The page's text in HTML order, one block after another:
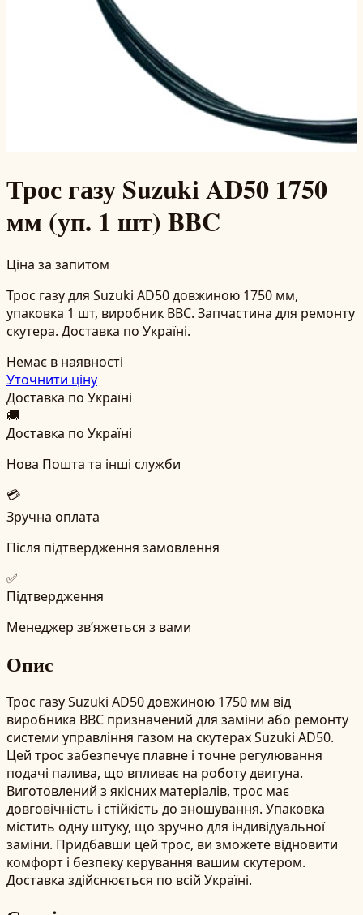
Трос газу Suzuki AD50 1750
мм (уп. 1 шт) BBC
Ціна за запитом
Трос газу для Suzuki AD50 довжиною 1750 мм,
упаковка 1 шт, виробник BBC. Запчастина для ремонту
скутера. Доставка по Україні.
Немає в наявності
Уточнити ціну
Доставка по Україні
🚚
Доставка по Україні
Нова Пошта та інші служби
💳
Зручна оплата
Після підтвердження замовлення
✅
Підтвердження
Менеджер зв’яжеться з вами
Опис
Трос газу Suzuki AD50 довжиною 1750 мм від
виробника BBC призначений для заміни або ремонту
системи управління газом на скутерах Suzuki AD50.
Цей трос забезпечує плавне і точне регулювання
подачі палива, що впливає на роботу двигуна.
Виготовлений з якісних матеріалів, трос має
довговічність і стійкість до зношування. Упаковка
містить одну штуку, що зручно для індивідуальної
заміни. Придбавши цей трос, ви зможете відновити
комфорт і безпеку керування вашим скутером.
Доставка здійснюється по всій Україні.